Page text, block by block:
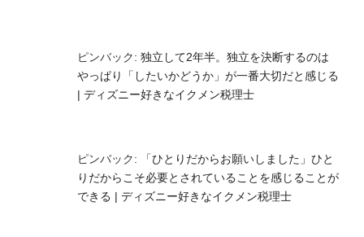
ピンバック: 独立して2年半。独立を決断するのは
やっぱり「したいかどうか」が一番大切だと感じる
| ディズニー好きなイクメン税理士
ピンバック:
「ひとりだからお願いしました」ひと
りだからこそ必要とされていることを感じることが
できる | ディズニー好きなイクメン税理士